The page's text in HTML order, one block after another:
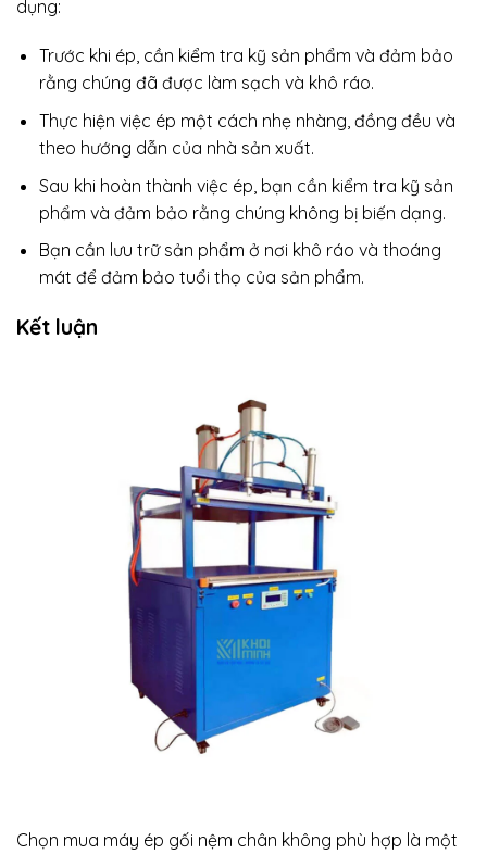
dụng:
Trước khi ép, cần kiểm tra kỹ sản phẩm và đảm bảo
rằng chúng đã được làm sạch và khô ráo.
Thực hiện việc ép một cách nhẹ nhàng, đồng đều và
theo hướng dẫn của nhà sản xuất.
Sau khi hoàn thành việc ép, bạn cần kiểm tra kỹ sản
phẩm và đảm bảo rằng chúng không bị biến dạng.
Bạn cần lưu trữ sản phẩm ở nơi khô ráo và thoáng
mát để đảm bảo tuổi thọ của sản phẩm.
Kết luận
Chọn mua máy ép gối nệm chân không phù hợp là một